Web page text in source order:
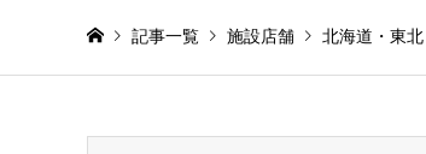
記事一覧 施設店舗 北海道・東北